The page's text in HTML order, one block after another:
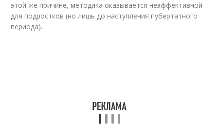
этой же причине, методика оказывается неэффективной
для подростков (но лишь до наступления пубертатного
периода).